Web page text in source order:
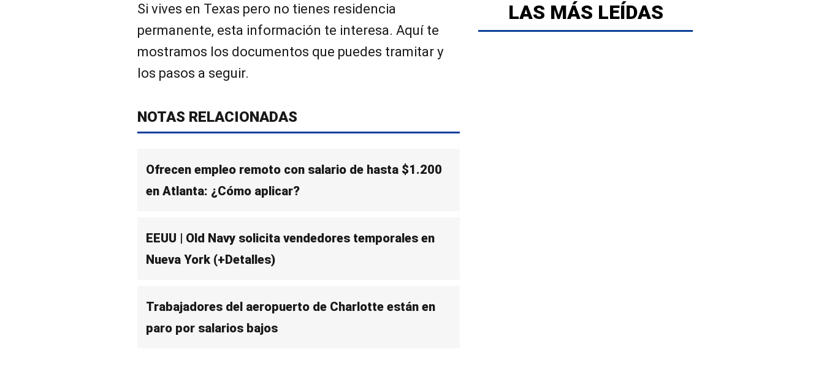
Si vives en Texas pero no tienes residencia
permanente, esta información te interesa. Aquí te
mostramos los documentos que puedes tramitar y
los pasos a seguir.
NOTAS RELACIONADAS
Ofrecen empleo remoto con salario de hasta $1.200
en Atlanta: ¿Cómo aplicar?
EEUU | Old Navy solicita vendedores temporales en
Nueva York (+Detalles)
Trabajadores del aeropuerto de Charlotte están en
paro por salarios bajos
LAS MÁS LEÍDAS